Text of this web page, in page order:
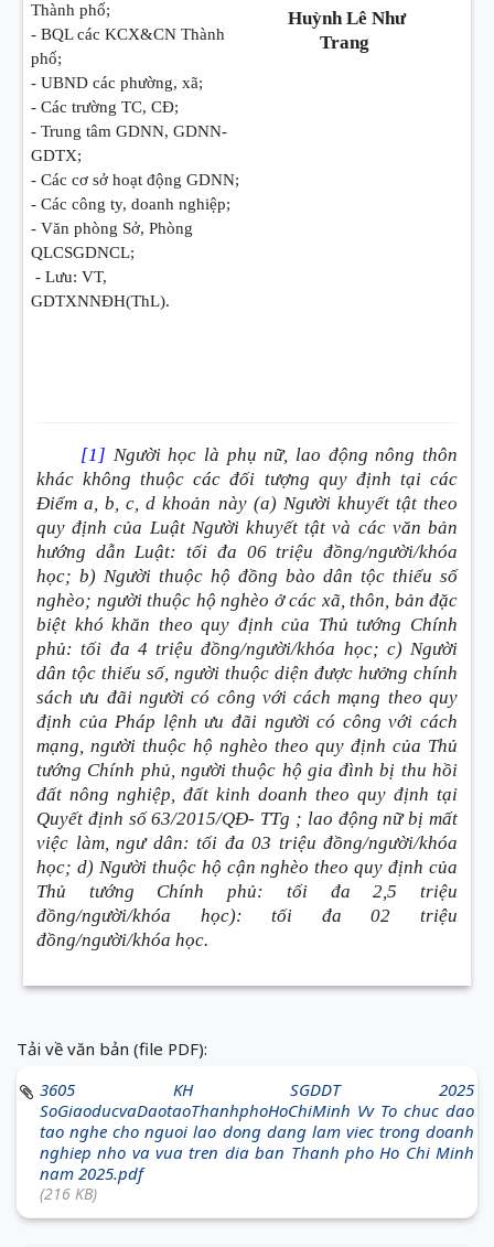
Thành phố;
- BQL các KCX&CN Thành
phố;
- UBND các phường, xã;
- Các trường TC, CĐ;
- Trung tâm GDNN, GDNN-
GDTX;
- Các cơ sở hoạt động GDNN;
- Các công ty, doanh nghiệp;
- Văn phòng Sở, Phòng
QLCSGDNCL;
- Lưu: VT,
GDTXNNĐH(ThL).
Huỳnh Lê Như
Trang
[1] Người học là phụ nữ, lao động nông thôn
khác không thuộc các đối tượng quy định tại các
Điểm a, b, c, d khoản này (a) Người khuyết tật theo
quy định của Luật Người khuyết tật và các văn bản
hướng dẫn Luật: tối đa 06 triệu đồng/người/khóa
học; b) Người thuộc hộ đồng bào dân tộc thiểu số
nghèo; người thuộc hộ nghèo ở các xã, thôn, bản đặc
biệt khó khăn theo quy định của Thủ tướng Chính
phủ: tối đa 4 triệu đồng/người/khóa học; c) Người
dân tộc thiểu số, người thuộc diện được hưởng chính
sách ưu đãi người có công với cách mạng theo quy
định của Pháp lệnh ưu đãi người có công với cách
mạng, người thuộc hộ nghèo theo quy định của Thủ
tướng Chính phủ, người thuộc hộ gia đình bị thu hồi
đất nông nghiệp, đất kinh doanh theo quy định tại
Quyết định số 63/2015/QĐ- TTg ; lao động nữ bị mất
việc làm, ngư dân: tối đa 03 triệu đồng/người/khóa
học; d) Người thuộc hộ cận nghèo theo quy định của
Thủ tướng Chính phủ: tối đa 2,5 triệu
đồng/người/khóa học): tối đa 02 triệu
đồng/người/khóa học.
Tải về văn bản (file PDF):
3605 KH SGDDT 2025
SoGiaoducvaDaotaoThanhphoHoChiMinh Vv To chuc dao
tao nghe cho nguoi lao dong dang lam viec trong doanh
nghiep nho va vua tren dia ban Thanh pho Ho Chi Minh
nam 2025.pdf
(216 KB)